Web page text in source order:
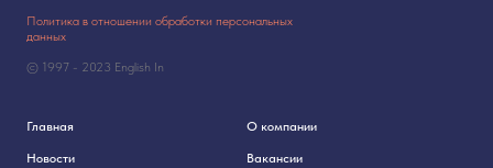
Политика в отношении обработки персональных
данных
© 1997 - 2023 English In
Главная
Новости
О компании
Вакансии